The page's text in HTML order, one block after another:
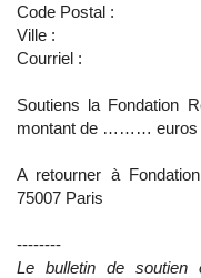
Code Postal :
Ville :
Courriel :
Soutiens la Fondation
montant de ……… euros
A retourner à
75007 Paris
--------
Le bulletin de soutien